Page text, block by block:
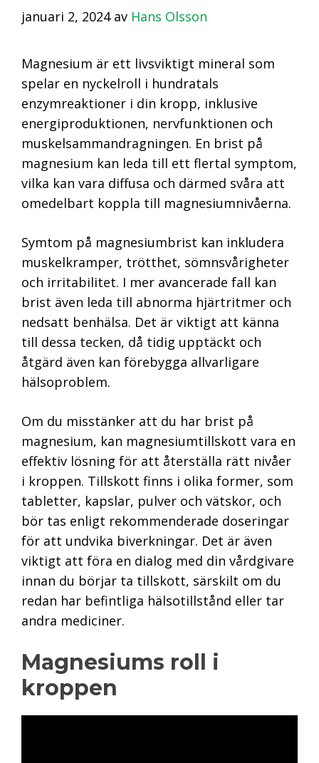
januari 2, 2024 av Hans Olsson
Magnesium är ett livsviktigt mineral som
spelar en nyckelroll i hundratals
enzymreaktioner i din kropp, inklusive
energiproduktionen, nervfunktionen och
muskelsammandragningen. En brist på
magnesium kan leda till ett flertal symptom,
vilka kan vara diffusa och därmed svåra att
omedelbart koppla till magnesiumnivåerna.
Symtom på magnesiumbrist kan inkludera
muskelkramper, trötthet, sömnsvårigheter
och irritabilitet. I mer avancerade fall kan
brist även leda till abnorma hjärtritmer och
nedsatt benhälsa. Det är viktigt att känna
till dessa tecken, då tidig upptäckt och
åtgärd även kan förebygga allvarligare
hälsoproblem.
Om du misstänker att du har brist på
magnesium, kan magnesiumtillskott vara en
effektiv lösning för att återställa rätt nivåer
i kroppen. Tillskott finns i olika former, som
tabletter, kapslar, pulver och vätskor, och
bör tas enligt rekommenderade doseringar
för att undvika biverkningar. Det är även
viktigt att föra en dialog med din vårdgivare
innan du börjar ta tillskott, särskilt om du
redan har befintliga hälsotillstånd eller tar
andra mediciner.
Magnesiums roll i
kroppen